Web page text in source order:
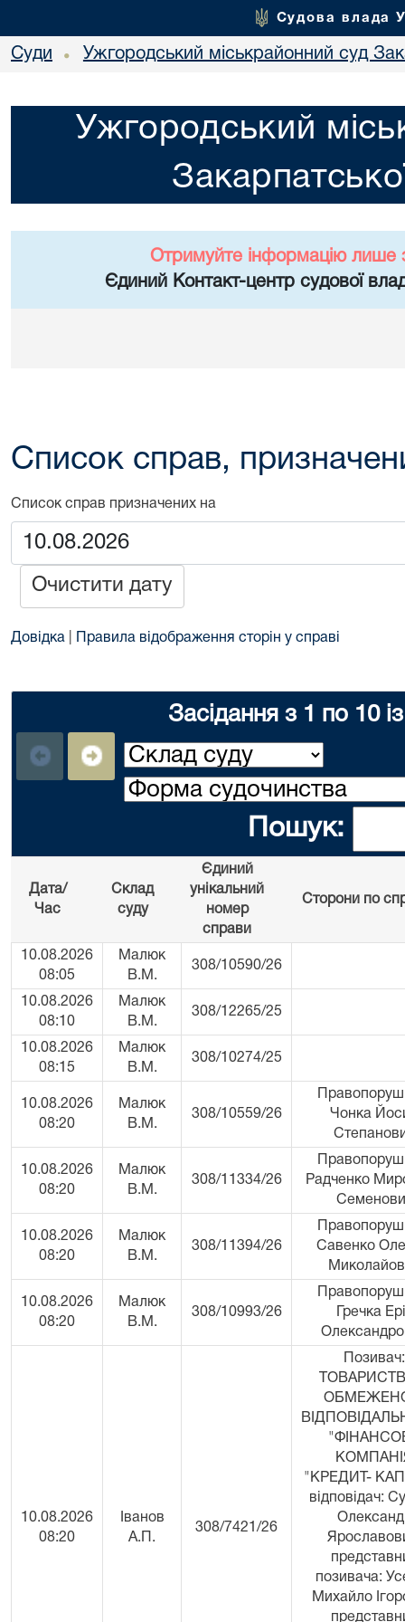
Судова влада
Суди • Ужгородський міськрайонний суд
Ужгородський
Отримуйте інформацію лише
Єдиний Контакт-центр судової
Список справ,
Список справ призначених на
Очистити дату
Довідка Правила відображення сторін у справі
Засідання з 1 по 10
Пошук:
Дата/
Час
Склад
суду
Єдиний
унікальний
номер
справи
Сторони по
10.08.2026
08:05
Малюк
В.М.
308/10590/26
10.08.2026
08:10
Малюк
В.М.
308/12265/25
10.08.2026
08:15
Малюк
В.М.
308/10274/25
10.08.2026
08:20
Малюк
В.М.
308/10559/26
Чонка
10.08.2026
08:20
Малюк
В.М.
308/11334/26
Радченко
10.08.2026
08:20
Малюк
В.М.
308/11394/26
Савенко
10.08.2026
08:20
Малюк
В.М.
308/10993/26
Гречка
10.08.2026
08:20
Іванов
А.П.
308/7421/26
Позивач:
"КРЕДИТ-
відповідач:
позивача:
Михайло